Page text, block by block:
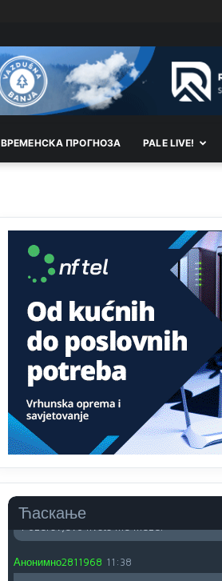
ВРEМEНСКА ПРОГНОЗА PALE LIVE!
Ћаскање
Kuniocu ide q u guz...
Анонимно2808843 јуче
Анонимно2810587 11:11
vjeka,neko rece za Radovana i Ratka
srbi...i poce dalje da besjedi znam ja
bilo u Ag-ci...
Анонимно2810587
Proguglajte
Анонимно2810587 11:21
O kako su cudni lvi ljudi,uzeli bi sve da
ja srce svima fajem,radujem se tudjoj
ima i ko nema na iso ce mjesto leci!
Анонимно2810587
Nije u svijetu problem,nahraniti
nahraniti bogate!?
Анонимно2810587
Анонимно2811968 11:38